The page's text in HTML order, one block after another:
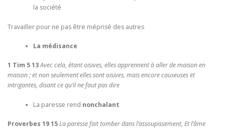
la société
Travailler pour ne pas être méprisé des autres
La médisance
1 Tim 5 13Avec cela, étant oisives, elles apprennent à aller de maison en
maison ; et non seulement elles sont oisives, mais encore causeuses et
intrigantes, disant ce qu’il ne faut pas dire
La paresse rend nonchalant
Proverbes 19 15La paresse fait tomber dans l’assoupissement, Et l’âme